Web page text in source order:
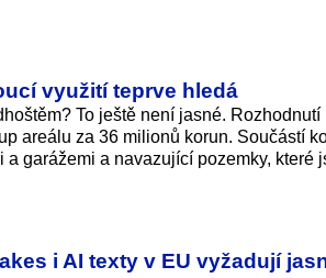
využití teprve hledá
To ještě není jasné. Rozhodnutí
areálu za 36 milionů korun. Součástí
garážemi a navazující pozemky, které
i AI texty v EU vyžadují